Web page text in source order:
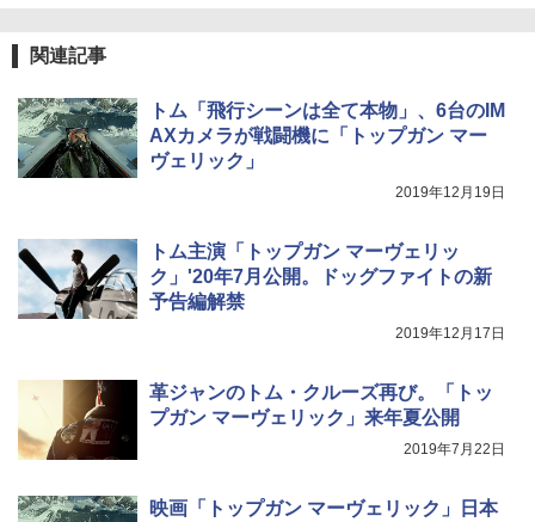
関連記事
トム「飛行シーンは全て本物」、6台のIM
AXカメラが戦闘機に「トップガン マー
ヴェリック」
2019年12月19日
トム主演「トップガン マーヴェリッ
ク」'20年7月公開。ドッグファイトの新
予告編解禁
2019年12月17日
革ジャンのトム・クルーズ再び。「トッ
プガン マーヴェリック」来年夏公開
2019年7月22日
映画「トップガン マーヴェリック」日本